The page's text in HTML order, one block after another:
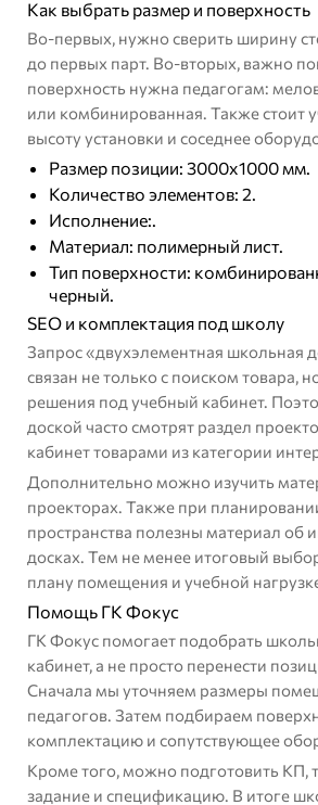
Как выбрать размер и поверхность
Во-первых, нужно сверить ширину
до первых парт. Во-вторых, важно
поверхность нужна педагогам:
или комбинированная. Также стоит
высоту установки и соседнее
Размер позиции: 3000х1000 мм.
Количество элементов: 2.
Исполнение:.
Материал: полимерный лист.
Тип поверхности:
черный.
SEO и комплектация под школу
Запрос «двухэлементная школьная
связан не только с поиском товара,
решения под учебный кабинет.
доской часто смотрят раздел
кабинет товарами из категории
Дополнительно можно изучить
проекторах. Также при
пространства полезны материал об
досках. Тем не менее итоговый
плану помещения и учебной
Помощь ГК Фокус
ГК Фокус помогает подобрать
кабинет, а не просто перенести
Сначала мы уточняем размеры
педагогов. Затем подбираем
комплектацию и сопутствующее
Кроме того, можно подготовить КП,
задание и спецификацию. В итоге